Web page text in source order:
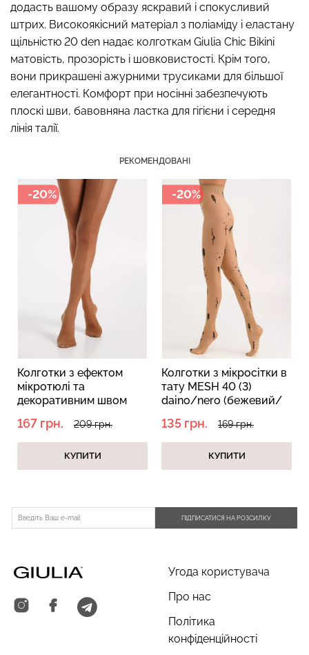
додасть вашому образу яскравий і спокусливий
штрих. Високоякісний матеріал з поліаміду і еластану
щільністю 20 den надає колготкам Giulia Chic Bikini
матовість, прозорість і шовковистості. Крім того,
вони прикрашені ажурними трусиками для більшої
елегантності. Комфорт при носінні забезпечують
плоскі шви, бавовняна ластка для гігієни і середня
лінія талії.
РЕКОМЕНДОВАНІ
-20%
Колготки з ефектом
мікротюлі та
декоративним швом
caramel (бежевий)
167 грн. 209 грн.
КУПИТИ
-20%
Колготки з мікросітки в
тату MESH 40 (3)
daino/nero (бежевий/
135 грн. 169 грн.
КУПИТИ
ПІДПИСАТИСЯ НА РОЗСИЛКУ
Угода користувача
Про нас
Політика
конфіденційності
Топ на бретелях в рубчик
CAMI TOP RIB white (білий)
299 грн.499 грн.
Безшовний топ з легкою
корекцією BRA
SHAPEWEAR black
(чорний) Giulia
Велосипедки з пуш-ап
ефектом безшовні
TRACKS SHAPE black
649 грн.
Топ на бретелях в рубчик
CAMI TOP RIB black
(чорний) Giulia
499 грн.